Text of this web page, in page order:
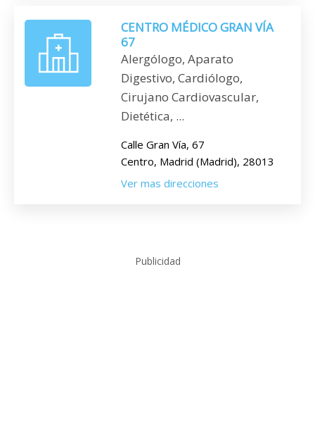
CENTRO MÉDICO GRAN VÍA
67
Alergólogo, Aparato
Digestivo, Cardiólogo,
Cirujano Cardiovascular,
Dietética, ...
Calle Gran Vía, 67
Centro, Madrid (Madrid), 28013
Ver mas direcciones
Publicidad